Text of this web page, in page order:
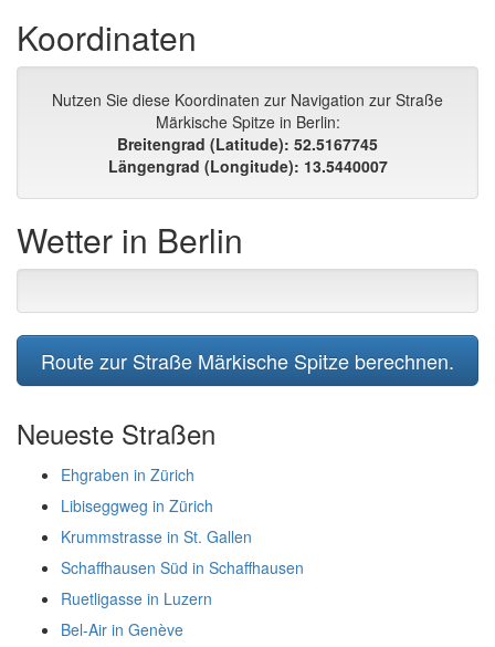
Koordinaten
Nutzen Sie diese Koordinaten zur Navigation zur Straße
Märkische Spitze in Berlin:
Breitengrad (Latitude): 52.5167745
Längengrad (Longitude): 13.5440007
Wetter in Berlin
Route zur Straße Märkische Spitze berechnen.
Neueste Straßen
Ehgraben in Zürich
Libiseggweg in Zürich
Krummstrasse in St. Gallen
Schaffhausen Süd in Schaffhausen
Ruetligasse in Luzern
Bel-Air in Genève